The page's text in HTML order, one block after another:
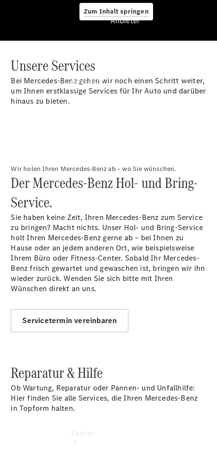
Zum Inhalt springen
Anbieter
Übersicht
Ansprechpartner
finden
Beratung
vereinbaren
Probefahrt
vereinbaren
Konfigurator
Modellübersicht
Südbaden Tel:
+49 761 495 0 |
Rheinland Tel:
Pfalz/Nordbaden
Tel: +49 6321 40
40
Anbieter
Unsere Services
Bei Mercedes-Benz gehen wir noch einen Schritt weiter,
um Ihnen erstklassige Services für Ihr Auto und darüber
hinaus zu bieten.
Wir holen Ihren Mercedes-Benz ab – wo Sie wünschen.
Der Mercedes-Benz Hol- und Bring-
Service.
Sie haben keine Zeit, Ihren Mercedes-Benz zum Service
zu bringen? Macht nichts. Unser Hol- und Bring-Service
holt Ihren Mercedes-Benz gerne ab – bei Ihnen zu
Hause oder an jedem anderen Ort, wie beispielsweise
Ihrem Büro oder Fitness-Center. Sobald Ihr Mercedes-
Benz frisch gewartet und gewaschen ist, bringen wir ihn
wieder zurück. Wenden Sie sich bitte mit Ihren
Wünschen direkt an uns.
Servicetermin vereinbaren
Reparatur & Hilfe
Ob Wartung, Reparatur oder Pannen- und Unfallhilfe:
Hier finden Sie alle Services, die Ihren Mercedes-Benz
in Topform halten.